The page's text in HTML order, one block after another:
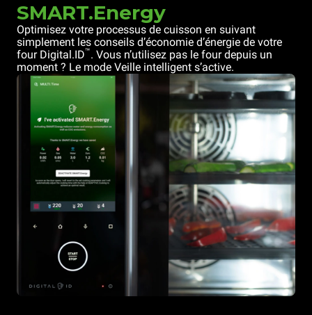
SMART.Energy
Optimisez votre processus de cuisson en suivant
simplement les conseils d’économie d’énergie de votre
four Digital.ID™. Vous n’utilisez pas le four depuis un
moment ? Le mode Veille intelligent s’active.